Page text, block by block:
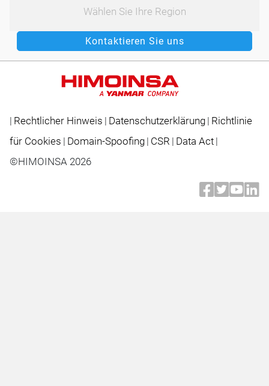
Wählen Sie Ihre Region
Kontaktieren Sie uns
| Rechtlicher Hinweis | Datenschutzerklärung | Richtlinie
für Cookies | Domain-Spoofing | CSR | Data Act |
©HIMOINSA 2026